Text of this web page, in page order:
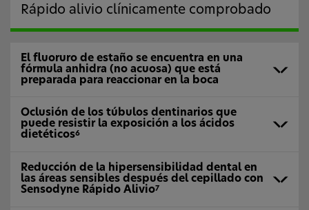
Rápido alivio clínicamente comprobado
El fluoruro de estaño se encuentra en una
fórmula anhidra (no acuosa) que está
preparada para reaccionar en la boca
Oclusión de los túbulos dentinarios que
puede resistir la exposición a los ácidos
dietéticos6
Reducción de la hipersensibilidad dental en
las áreas sensibles después del cepillado con
Sensodyne Rápido Alivio7